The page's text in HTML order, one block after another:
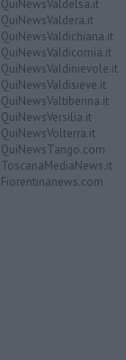
QuiNewsValdelsa.it
QuiNewsValdera.it
QuiNewsValdichiana.it
QuiNewsValdicornia.it
QuiNewsValdinievole.it
QuiNewsValdisieve.it
QuiNewsValtiberina.it
QuiNewsVersilia.it
QuiNewsVolterra.it
QuiNewsTango.com
ToscanaMediaNews.it
Fiorentinanews.com